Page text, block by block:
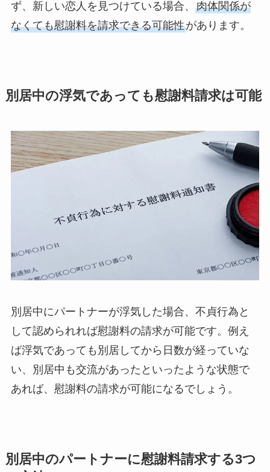
ず、新しい恋人を見つけている場合、 肉体関係が
なくても慰謝料を請求できる可能性があります。
別居中の浮気であっても慰謝料請求は可能
別居中にパートナーが浮気した場合、不貞行為と
して認められれば慰謝料の請求が可能です。例え
ば浮気であっても別居してから日数が経っていな
い、別居中も交流があったといったような状態で
あれば、慰謝料の請求が可能になるでしょう。
別居中のパートナーに慰謝料請求する3つ